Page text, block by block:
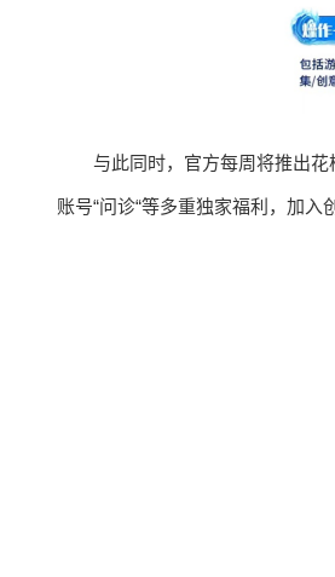
与此同时，官方每周将推出
账号“问诊“等多重独家福利，加